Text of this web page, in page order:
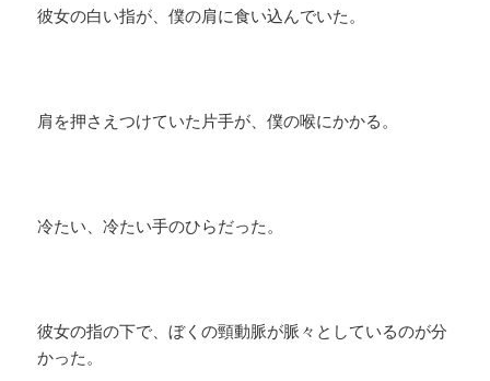
彼女の白い指が、僕の肩に食い込んでいた。
肩を押さえつけていた片手が、僕の喉にかかる。
冷たい、冷たい手のひらだった。
彼女の指の下で、ぼくの頸動脈が脈々としているのが分
かった。